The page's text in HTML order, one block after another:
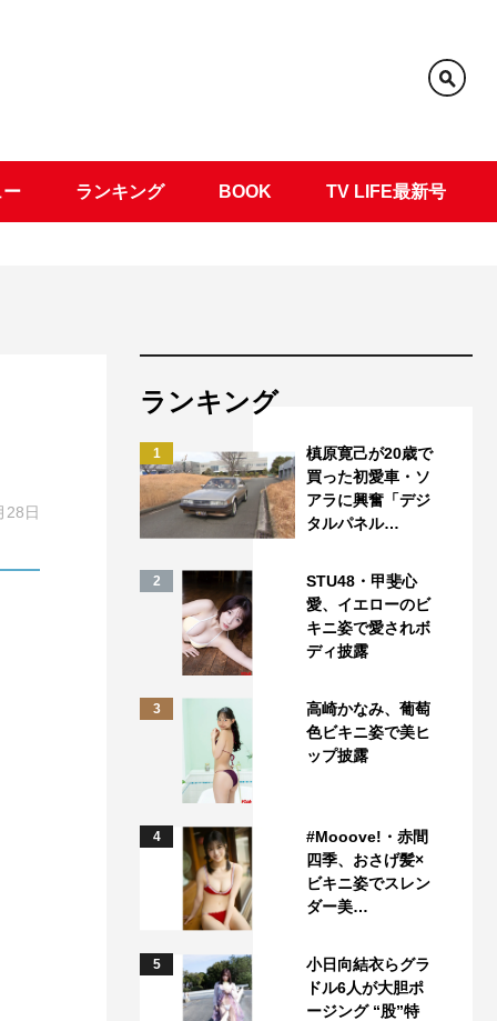
ー ランキング BOOK TV LIFE最新号
28日
ランキング
1
槙原寛己が20歳で
買った初愛車・ソ
アラに興奮「デジ
タルパネル…
2
STU48・甲斐心
愛、イエローのビ
キニ姿で愛されボ
ディ披露
3
高崎かなみ、葡萄
色ビキニ姿で美ヒ
ップ披露
4
#Mooove!・赤間
四季、おさげ髪×
ビキニ姿でスレン
ダー美…
5
小日向結衣らグラ
ドル6人が大胆ポ
ージング “股”特